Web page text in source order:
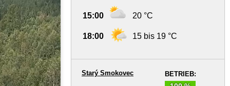
15:00 20 °C
18:00 15 bis 19 °C
BETRIEB:
Starý Smokovec